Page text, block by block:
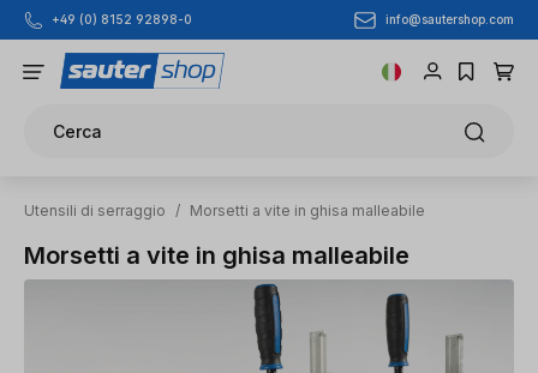
Passa al contenuto principale
+49 (0) 8152 92898-0 info@sautershop.com
Cerca
Utensili di serraggio / Morsetti a vite in ghisa malleabile
Morsetti a vite in ghisa malleabile